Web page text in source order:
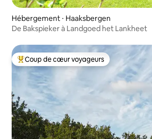
Hébergement ⋅ Haaksbergen
De Bakspieker à Landgoed het Lankheet
Coups de cœur voyageurs les plus
Coup de cœur voyageurs